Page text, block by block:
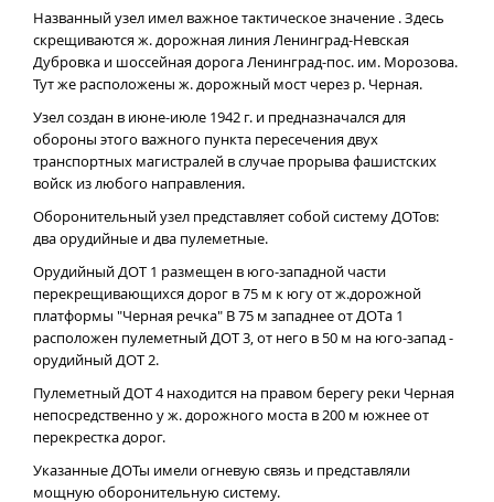
Названный узел имел важное тактическое значение . Здесь
скрещиваются ж. дорожная линия Ленинград-Невская
Дубровка и шоссейная дорога Ленинград-пос. им. Морозова.
Тут же расположены ж. дорожный мост через р. Черная.
Узел создан в июне-июле 1942 г. и предназначался для
обороны этого важного пункта пересечения двух
транспортных магистралей в случае прорыва фашистских
войск из любого направления.
Оборонительный узел представляет собой систему ДОТов:
два орудийные и два пулеметные.
Орудийный ДОТ 1 размещен в юго-западной части
перекрещивающихся дорог в 75 м к югу от ж.дорожной
платформы "Черная речка" В 75 м западнее от ДОТа 1
расположен пулеметный ДОТ 3, от него в 50 м на юго-запад -
орудийный ДОТ 2.
Пулеметный ДОТ 4 находится на правом берегу реки Черная
непосредственно у ж. дорожного моста в 200 м южнее от
перекрестка дорог.
Указанные ДОТы имели огневую связь и представляли
мощную оборонительную систему.